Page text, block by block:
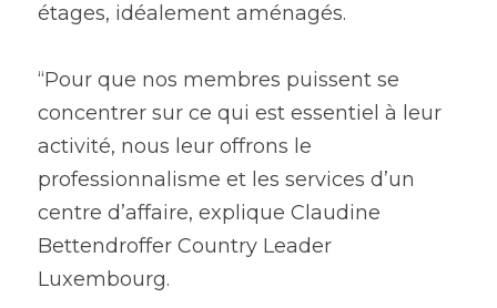
étages, idéalement aménagés.
“Pour que nos membres puissent se
concentrer sur ce qui est essentiel à leur
activité, nous leur offrons le
professionnalisme et les services d’un
centre d’affaire, explique Claudine
Bettendroffer Country Leader
Luxembourg.